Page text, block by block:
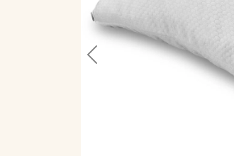
Previous